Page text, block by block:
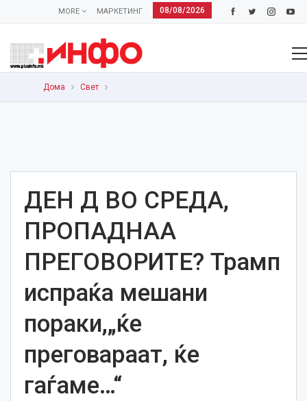
08/08/2026
МАРКЕТИНГ
MORE
Дома Свет
ДЕН Д ВО СРЕДА,
ПРОПАДНАА
ПРЕГОВОРИТЕ? Трамп
испраќа мешани
пораки,„ќе
преговараат, ќе
гаѓаме…“